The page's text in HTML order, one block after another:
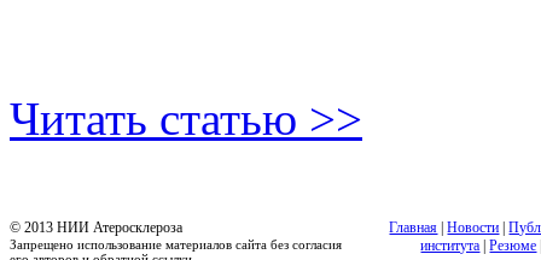
Читать статью >>
© 2013 НИИ Атеросклероза
Запрещено использование материалов сайта без согласия
Главная |Новости |
института |Резюме